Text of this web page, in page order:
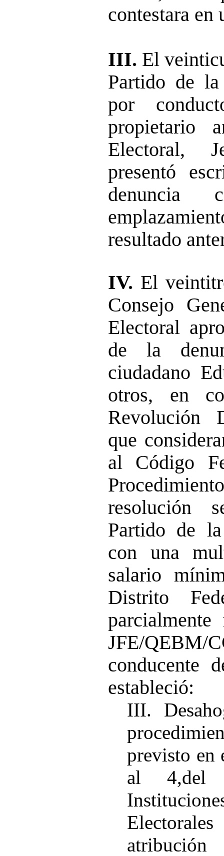
contestara en
III. El
Partido de
por
propietario
Electoral,
presentó
denuncia
resultado
IV. El
Consejo
Electoral
de la
ciudadano
otros, en
Revolución
que
al Código
resolución
Partido de
con una
salario
Distrito
JFE/QEBM/
conducente
estableció:
III.
previsto en
al 4,del